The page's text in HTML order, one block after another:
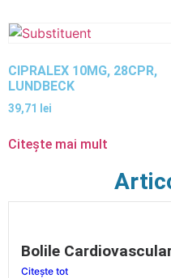
CIPRALEX 10MG, 28CPR,
LUNDBECK
39,71 lei
Citește mai mult
Bolile
Citește tot